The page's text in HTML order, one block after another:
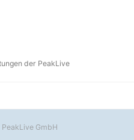
der PeakLive
GmbH